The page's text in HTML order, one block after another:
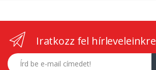
Iratkozz fel hírleveleinkre
E-mail címed